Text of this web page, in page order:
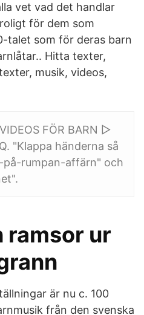
vet vad det handlar
för dem som
talet som för deras barn
Hitta texter,
musik, videos,
FÖR BARN ▻
"Klappa händerna så
rumpan-affärn" och
ramsor ur
är nu c. 100
från den svenska